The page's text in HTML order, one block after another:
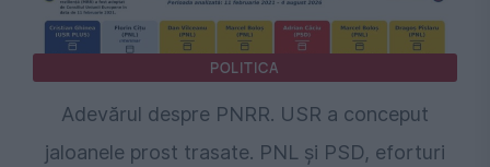
POLITICA
Adevărul despre PNRR. USR a conceput
jaloanele prost trasate. PNL și PSD, eforturi